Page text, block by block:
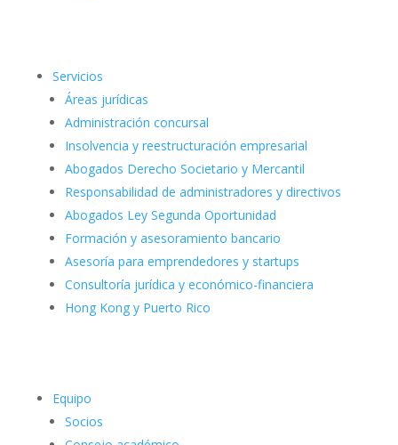
Servicios
Áreas jurídicas
Administración concursal
Insolvencia y reestructuración empresarial
Abogados Derecho Societario y Mercantil
Responsabilidad de administradores y directivos
Abogados Ley Segunda Oportunidad
Formación y asesoramiento bancario
Asesoría para emprendedores y startups
Consultoría jurídica y económico-financiera
Hong Kong y Puerto Rico
Equipo
Socios